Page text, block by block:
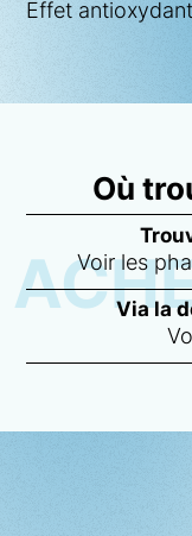
Effet
Où
Voir les
Via la